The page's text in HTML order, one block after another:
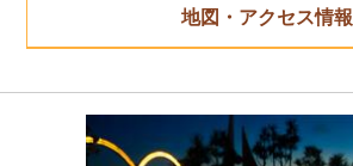
地図・アクセス情報